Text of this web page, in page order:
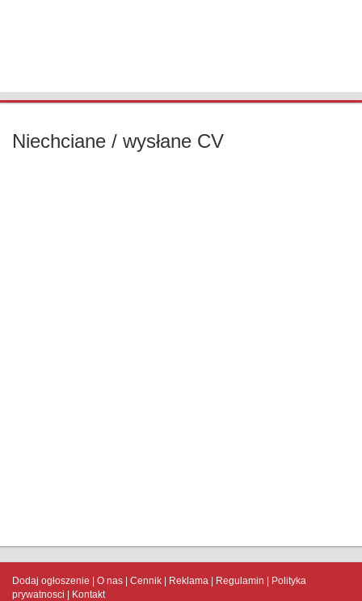
Niechciane / wysłane CV
Dodaj ogłoszenie O nas Cennik Reklama Regulamin
Polityka
prywatnosci
Kontakt